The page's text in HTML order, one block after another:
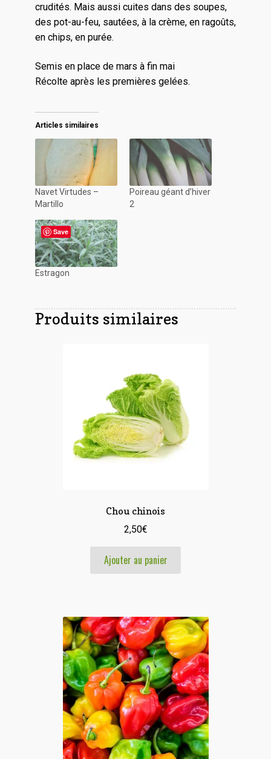
crudités. Mais aussi cuites dans des soupes,
des pot-au-feu, sautées, à la crème, en ragoûts,
en chips, en purée.
Semis en place de mars à fin mai
Récolte après les premières gelées.
Articles similaires
Navet Virtudes –
Martillo
Poireau géant d’hiver
2
Estragon
Produits similaires
Chou chinois
2,50€
Ajouter au panier
Save